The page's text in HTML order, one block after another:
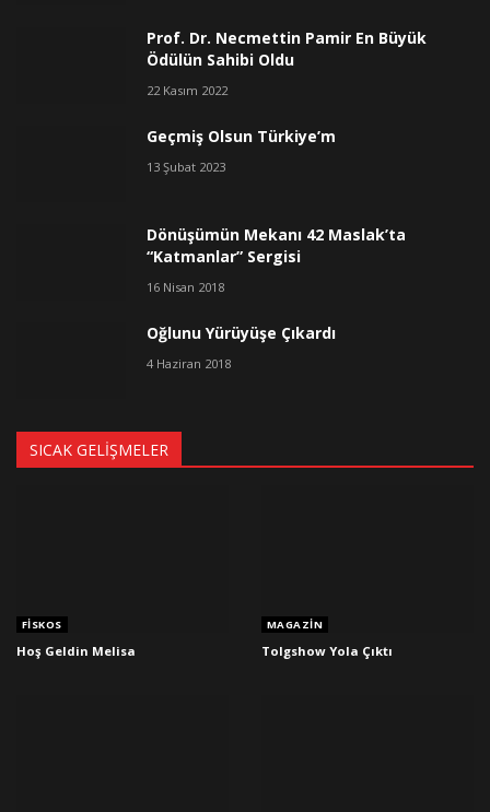
Prof. Dr. Necmettin Pamir En Büyük
Ödülün Sahibi Oldu
22 Kasım 2022
Geçmiş Olsun Türkiye’m
13 Şubat 2023
Dönüşümün Mekanı 42 Maslak’ta
“Katmanlar” Sergisi
16 Nisan 2018
Oğlunu Yürüyüşe Çıkardı
4 Haziran 2018
SICAK GELIŞMELER
FISKOS
Hoş Geldin Melisa
MAGAZIN
Tolgshow Yola Çıktı